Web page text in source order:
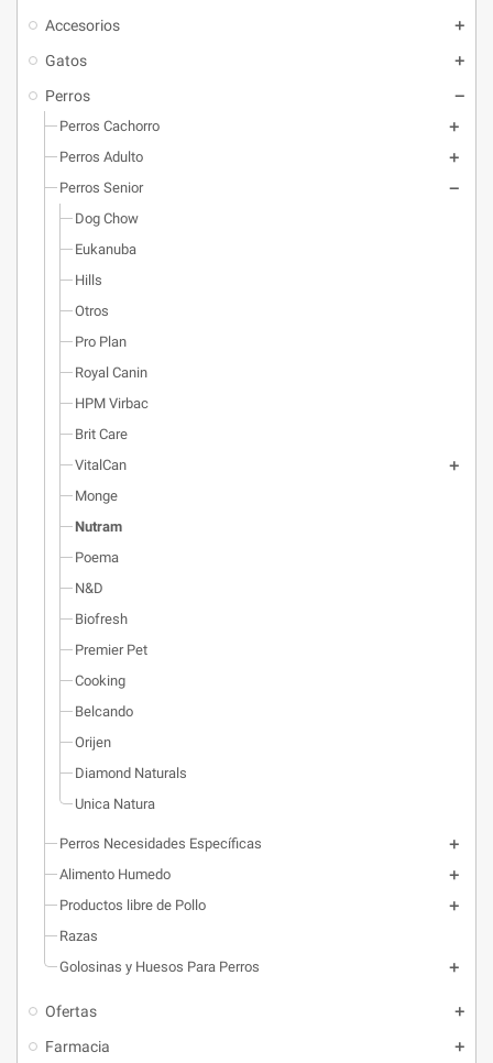
Accesorios
Gatos
Perros
Perros Cachorro
Perros Adulto
Perros Senior
Dog Chow
Eukanuba
Hills
Otros
Pro Plan
Royal Canin
HPM Virbac
Brit Care
VitalCan
Monge
Nutram
Poema
N&D
Biofresh
Premier Pet
Cooking
Belcando
Orijen
Diamond Naturals
Unica Natura
Perros Necesidades Específicas
Alimento Humedo
Productos libre de Pollo
Razas
Golosinas y Huesos Para Perros
Ofertas
Farmacia